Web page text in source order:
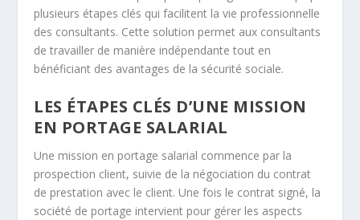
plusieurs étapes clés qui facilitent la vie professionnelle
des consultants. Cette solution permet aux consultants
de travailler de manière indépendante tout en
bénéficiant des avantages de la sécurité sociale.
LES ÉTAPES CLÉS D’UNE MISSION
EN PORTAGE SALARIAL
Une mission en portage salarial commence par la
prospection client, suivie de la négociation du contrat
de prestation avec le client. Une fois le contrat signé, la
société de portage intervient pour gérer les aspects